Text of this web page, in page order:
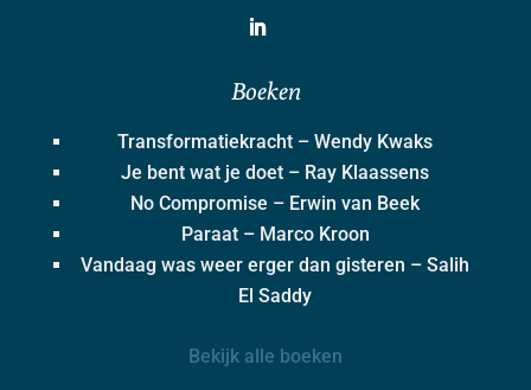
Boeken
Transformatiekracht – Wendy Kwaks
Je bent wat je doet – Ray Klaassens
No Compromise – Erwin van Beek
Paraat – Marco Kroon
Vandaag was weer erger dan gisteren – Salih
El Saddy
Bekijk alle boeken